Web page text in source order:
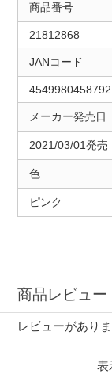
商品番号
21812868
JANコード
4549980458792
メーカー発売日
2021/03/01発売
色
ピンク
商品レビュー
レビューがあり
表